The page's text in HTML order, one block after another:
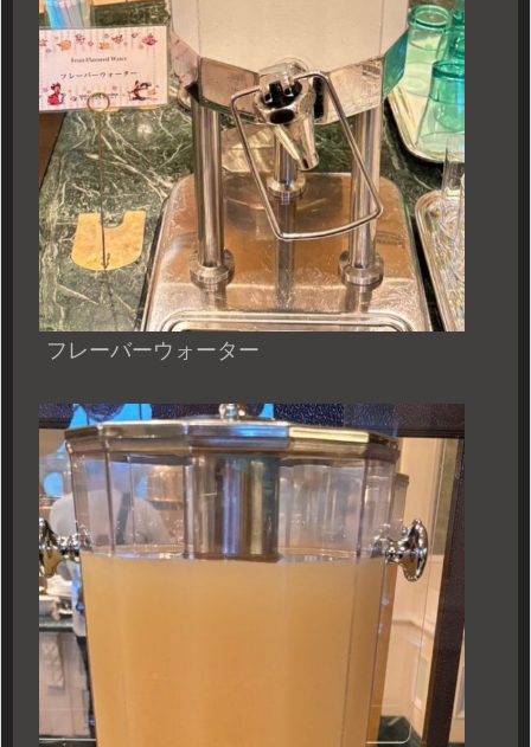
フレーバーウォーター